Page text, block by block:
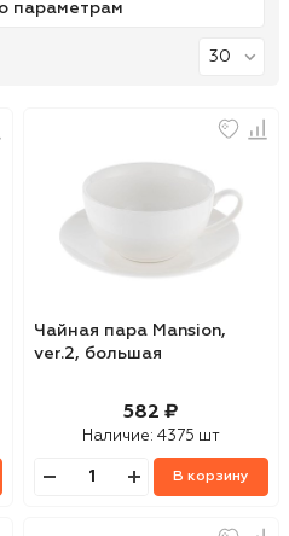
параметрам
Чайная пара Mansion,
ver.2, большая
582 ₽
Наличие: 4375 шт
В корзину